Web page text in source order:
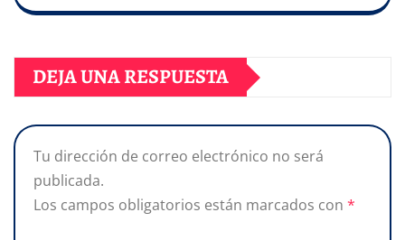
DEJA UNA RESPUESTA
Tu dirección de correo electrónico no será
publicada.
Los campos obligatorios están marcados con *